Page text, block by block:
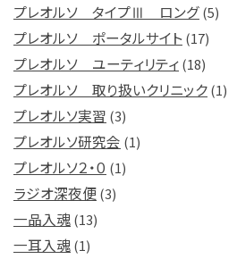
プレオルソ タイプⅢ ロング(5)
プレオルソ ポータルサイト(17)
プレオルソ ユーティリティ(18)
プレオルソ 取り扱いクリニック(1)
プレオルソ実習 (3)
プレオルソ研究会 (1)
プレオルソ２・０ (1)
ラジオ深夜便(3)
一品入魂(13)
一耳入魂(1)